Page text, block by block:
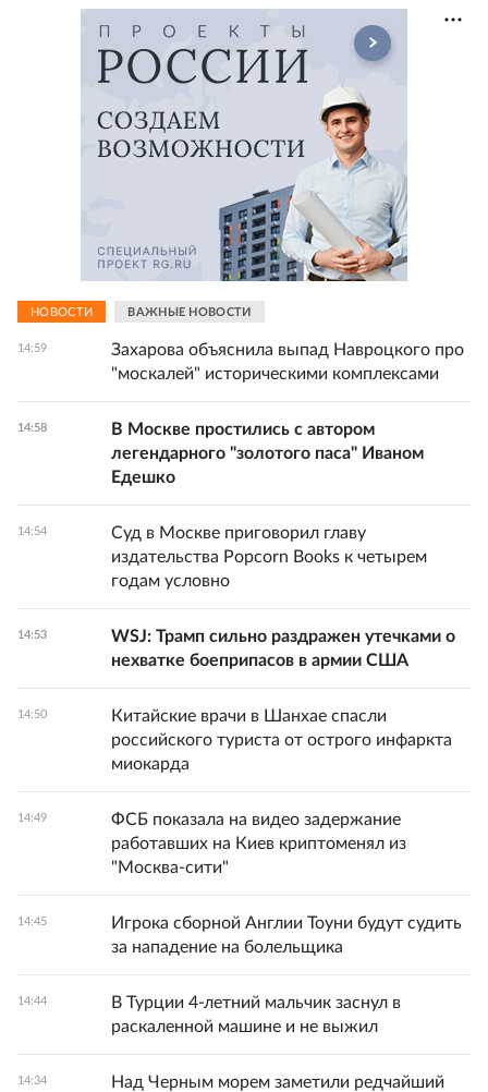
НОВОСТИ ВАЖНЫЕ НОВОСТИ
14:59
Захарова объяснила выпад Навроцкого про
"москалей" историческими комплексами
14:58
В Москве простились с автором
легендарного "золотого паса" Иваном
Едешко
14:54
Суд в Москве приговорил главу
издательства Popcorn Books к четырем
годам условно
14:53
WSJ: Трамп сильно раздражен утечками о
нехватке боеприпасов в армии США
14:50
Китайские врачи в Шанхае спасли
российского туриста от острого инфаркта
миокарда
14:49
ФСБ показала на видео задержание
работавших на Киев криптоменял из
"Москва-сити"
14:45
Игрока сборной Англии Тоуни будут судить
за нападение на болельщика
14:44
В Турции 4-летний мальчик заснул в
раскаленной машине и не выжил
14:34
Над Черным морем заметили редчайший